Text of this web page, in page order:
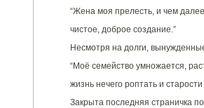
“Жена моя прелесть, и чем
чистое, доброе создание.”
Несмотря на долги,
“Моё семейство умножается,
жизнь нечего роптать и старости
Закрыта последняя страничка